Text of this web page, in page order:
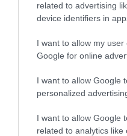
related to advertising
device identifiers in
I want to allow my
Google for online
I want to allow Google
personalized
I want to allow Google
related to analytics like
Γενέθλια για
“Σεράφειο”
προγράμματος της ΕΛΑΣ